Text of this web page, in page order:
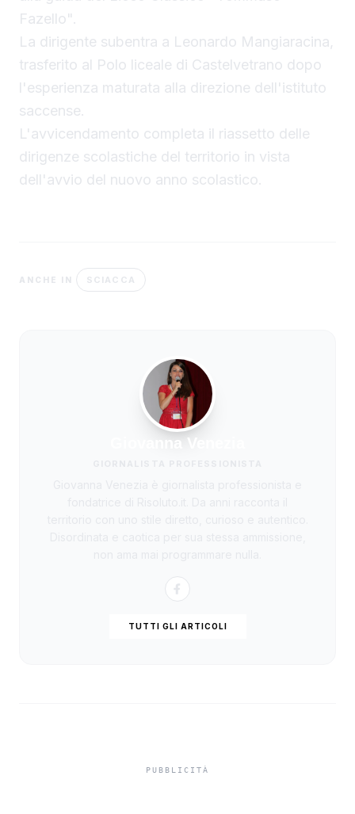
Fazello".
La dirigente subentra a Leonardo Mangiaracina,
trasferito al Polo liceale di Castelvetrano dopo
l'esperienza maturata alla direzione dell'istituto
saccense.
L'avvicendamento completa il riassetto delle
dirigenze scolastiche del territorio in vista
dell'avvio del nuovo anno scolastico.
ANCHE IN SCIACCA
Giovanna Venezia
TUTTI GLI ARTICOLI